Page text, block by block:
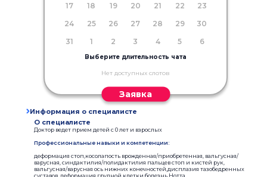
17
18 19 20 21 22
23
24
25 26 27 28 29
30
31
1 2 3 4 5 6
Выберите длительность чата
Нет доступных слотов
Заявка
Информация о специалисте
О специалисте
Доктор ведет прием детей с 0 лет и взрослых
Профессиональные навыки и компетенции:
деформация стоп,косолапость врожденная/приобретенная, вальгусная/
варусная, синдактилия/полидактилия пальцев стоп и кистей рук,
вальгусная/варусная ось нижних конечностей,дисплазия тазобедренных
суставов, деформация грудной клетки,болезнь Нотта,